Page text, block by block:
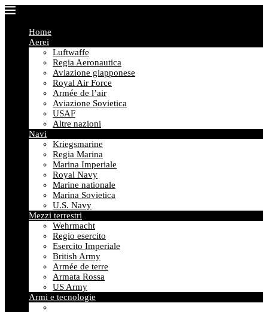
Home
Aerei
Luftwaffe
Regia Aeronautica
Aviazione giapponese
Royal Air Force
Armée de l’air
Aviazione Sovietica
USAF
Altre nazioni
Navi
Kriegsmarine
Regia Marina
Marina Imperiale
Royal Navy
Marine nationale
Marina Sovietica
U.S. Navy
Mezzi terrestri
Wehrmacht
Regio esercito
Esercito Imperiale
British Army
Armée de terre
Armata Rossa
US Army
Armi e tecnologie